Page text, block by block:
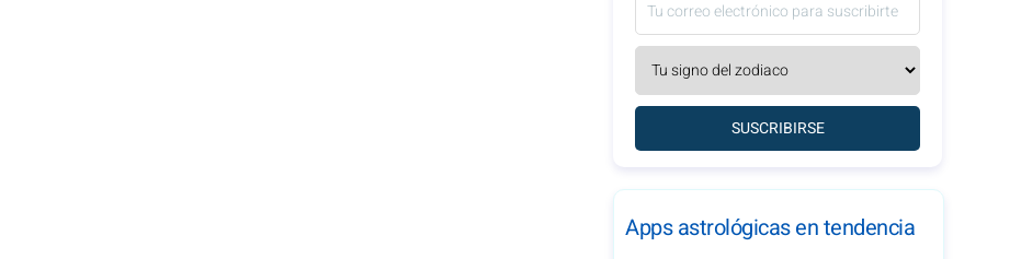
SUSCRIBIRSE
Apps astrológicas en tendencia